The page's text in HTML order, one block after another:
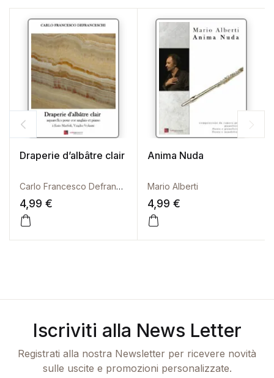
Draperie d’albâtre clair
Carlo Francesco Defranceschi
4,99 €
Anima Nuda
Mario Alberti
4,99 €
Iscriviti alla News Letter
Registrati alla nostra Newsletter per ricevere novità
sulle uscite e promozioni personalizzate.